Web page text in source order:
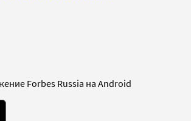
Forbes Russia на Android